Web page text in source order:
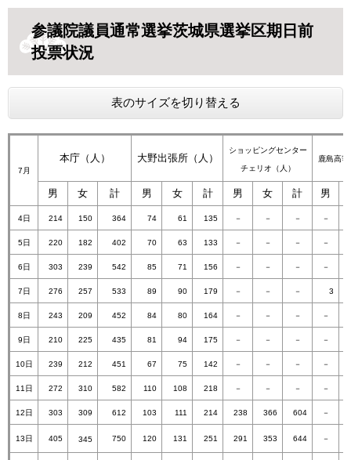
参議院議員通常選挙茨城県選挙区期日前
投票状況
表のサイズを切り替える
7月
本庁（人） 大野出張所（人）
ショッピングセンター
チェリオ（人）
鹿島高
男 女 計 男 女 計 男 女 計 男
4日 214 150 364 74 61 135 － － － －
5日 220 182 402 70 63 133 － － － －
6日 303 239 542 85 71 156 －​ －​ －​ －
7日 276 257 533 89 90 179 －​ －​ －​ 3
8日 243 209 452 84 80 164 －​ －​ －​ －
9日 210 225 435 81 94 175 －​ －​ －​ －
10日 239 212 451 67 75 142 －​ －​ －​ －
11日 272 310 582 110 108 218 － － － －
12日 303 309 612 103 111 214 238 366 604 －
13日 405 345 750 120 131 251 291 353 644 －